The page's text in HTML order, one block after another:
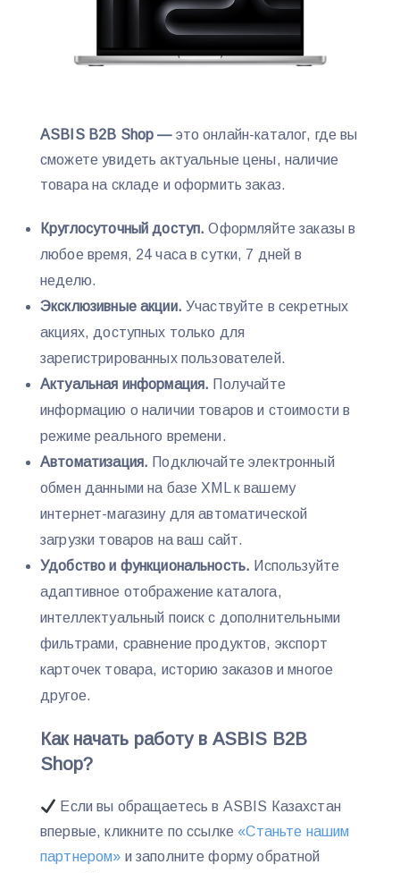
ASBIS B2B Shop — это онлайн-каталог, где вы
сможете увидеть актуальные цены, наличие
товара на складе и оформить заказ.
Круглосуточный доступ. Оформляйте заказы в
любое время, 24 часа в сутки, 7 дней в
неделю.
Эксклюзивные акции. Участвуйте в секретных
акциях, доступных только для
зарегистрированных пользователей.
Актуальная информация. Получайте
информацию о наличии товаров и стоимости в
режиме реального времени.
Автоматизация. Подключайте электронный
обмен данными на базе XML к вашему
интернет-магазину для автоматической
загрузки товаров на ваш сайт.
Удобство и функциональность. Используйте
адаптивное отображение каталога,
интеллектуальный поиск с дополнительными
фильтрами, сравнение продуктов, экспорт
карточек товара, историю заказов и многое
другое.
Как начать работу в ASBIS В2В
Shop?
Если вы обращаетесь в ASBIS Казахстан
впервые, кликните по ссылке «Cтаньте нашим
партнером» и заполните форму обратной